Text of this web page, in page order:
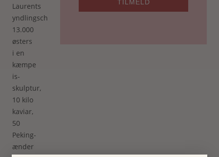
Laurents
yndlingschampagne),
13.000
østers
i en
kæmpe
is-
skulptur,
10 kilo
kaviar,
50
Peking-
ænder
TILMELD